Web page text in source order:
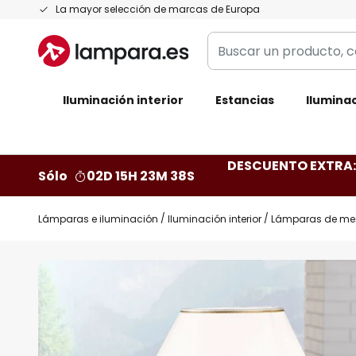
La mayor selección de marcas de Europa
Ir
contenido
Buscar
un
categoría,
Iluminación interior Estancias
Sólo 02D 15H 23M 37S
DESCUENTO
Lámparas e iluminación Iluminación interior Lámparas de
Saltar
de
la